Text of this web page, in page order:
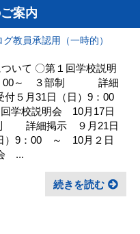
案内
教員承認用（一時的）
いて 〇第１回学校説明
：00～ ３部制 詳細
５月31日（日）9：00
学校説明会 10月17日
詳細掲示 ９月21日
）9：00 ～ 10月２日
...
続きを読む